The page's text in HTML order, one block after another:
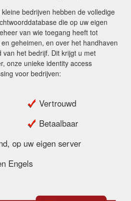
bedrijven hebben de volledige
die op uw eigen
van wie toegang heeft tot
geheimen, en over het handhaven
van het bedrijf. Dit krijgt u met
onze unieke identity access
voor bedrijven:
Vertrouwd
Betaalbaar
op uw eigen server
Engels